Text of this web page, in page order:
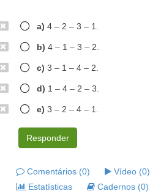
a) 4 – 2 – 3 – 1.
b) 4 – 1 – 3 – 2.
c) 3 – 1 – 4 – 2.
d) 1 – 4 – 2 – 3.
e) 3 – 2 – 4 – 1.
Responder
Comentários (0) Vídeo (0)
Estatísticas
Cadernos (0)